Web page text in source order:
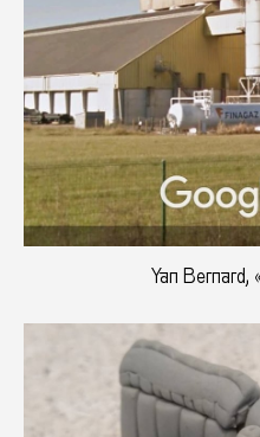
Yan Bernard,